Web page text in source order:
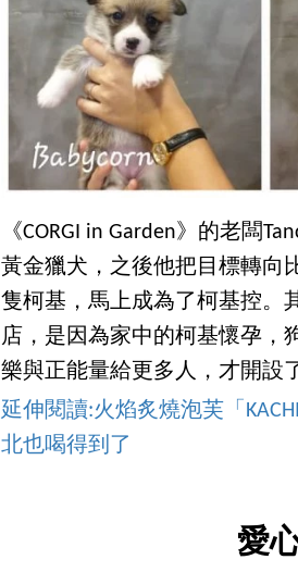
《CORGI in Garden》的老闆
黃金獵犬，之後他把目標轉向
隻柯基，馬上成為了柯基控。
店，是因為家中的柯基懷孕，
樂與正能量給更多人，才開設
延伸閱讀:火焰炙燒泡芙「
北也喝得到了
愛